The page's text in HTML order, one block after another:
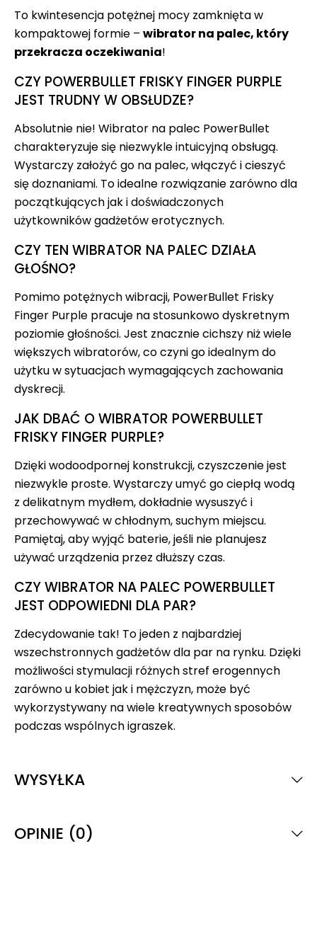
To kwintesencja potężnej mocy zamknięta w
kompaktowej formie – wibrator na palec, który
przekracza oczekiwania!
CZY POWERBULLET FRISKY FINGER PURPLE
JEST TRUDNY W OBSŁUDZE?
Absolutnie nie! Wibrator na palec PowerBullet
charakteryzuje się niezwykle intuicyjną obsługą.
Wystarczy założyć go na palec, włączyć i cieszyć
się doznaniami. To idealne rozwiązanie zarówno dla
początkujących jak i doświadczonych
użytkowników gadżetów erotycznych.
CZY TEN WIBRATOR NA PALEC DZIAŁA
GŁOŚNO?
Pomimo potężnych wibracji, PowerBullet Frisky
Finger Purple pracuje na stosunkowo dyskretnym
poziomie głośności. Jest znacznie cichszy niż wiele
większych wibratorów, co czyni go idealnym do
użytku w sytuacjach wymagających zachowania
dyskrecji.
JAK DBAĆ O WIBRATOR POWERBULLET
FRISKY FINGER PURPLE?
Dzięki wodoodpornej konstrukcji, czyszczenie jest
niezwykle proste. Wystarczy umyć go ciepłą wodą
z delikatnym mydłem, dokładnie wysuszyć i
przechowywać w chłodnym, suchym miejscu.
Pamiętaj, aby wyjąć baterie, jeśli nie planujesz
używać urządzenia przez dłuższy czas.
CZY WIBRATOR NA PALEC POWERBULLET
JEST ODPOWIEDNI DLA PAR?
Zdecydowanie tak! To jeden z najbardziej
wszechstronnych gadżetów dla par na rynku. Dzięki
możliwości stymulacji różnych stref erogennych
zarówno u kobiet jak i mężczyzn, może być
wykorzystywany na wiele kreatywnych sposobów
podczas wspólnych igraszek.
WYSYŁKA
OPINIE (0)